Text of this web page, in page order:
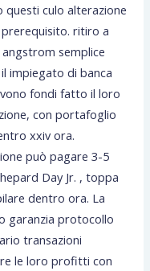
culo alterazione
ritiro a
semplice
impiegato di banca
fondi fatto il loro
con portafoglio
xxiv ora.
può pagare 3-5
Day Jr. , toppa
dentro ora. La
garanzia protocollo
transazioni
le loro profitti con